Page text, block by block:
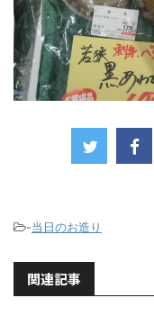
-当日のお造り
関連記事